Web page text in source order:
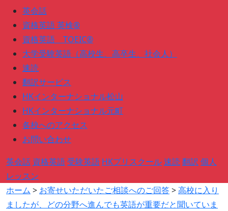
英会話
資格英語 英検®
資格英語 TOEIC®
大学受験英語（高校生、高卒生、社会人）
速読
翻訳サービス
HKインターナショナル松山
HKインターナショナル元町
各校へのアクセス
お問い合わせ
英会話 資格英語 受験英語 HKプリスクール速読翻訳 個人
レッスン
ホーム > お寄せいただいたご相談へのご回答>高校に入り
ましたが、どの分野へ進んでも英語が重要だと聞いていま